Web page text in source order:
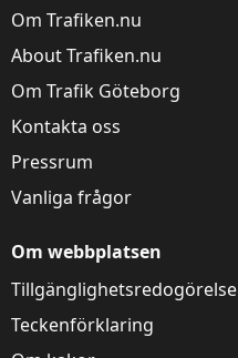
Om Trafiken.nu
About Trafiken.nu
Om Trafik Göteborg
Kontakta oss
Pressrum
Vanliga frågor
Om webbplatsen
Tillgänglighetsredogörelse
Teckenförklaring